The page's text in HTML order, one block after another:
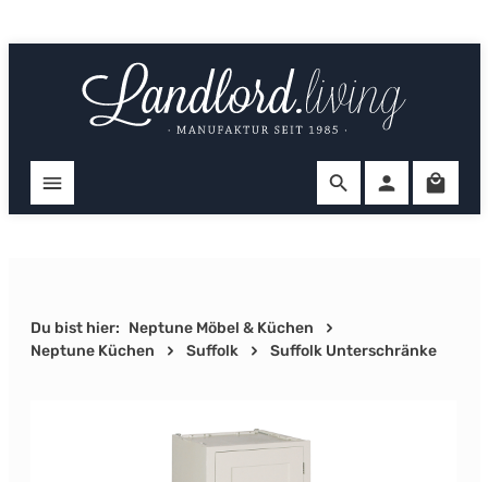
Du bist hier: Neptune Möbel & Küchen
Neptune Küchen
Suffolk Suffolk Unterschränke